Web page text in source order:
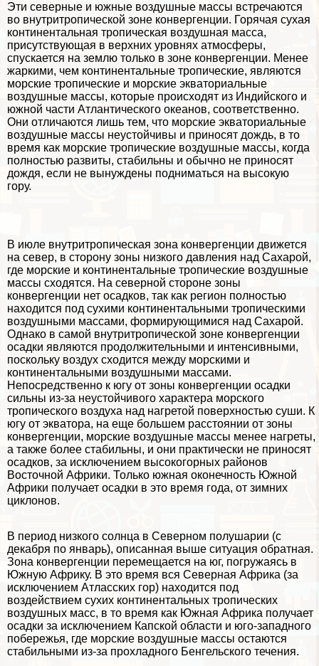
Эти северные и южные воздушные массы встречаются
во внутритропической зоне конвергенции. Горячая сухая
континентальная тропическая воздушная масса,
присутствующая в верхних уровнях атмосферы,
спускается на землю только в зоне конвергенции. Менее
жаркими, чем континентальные тропические, являются
морские тропические и морские экваториальные
воздушные массы, которые происходят из Индийского и
южной части Атлантического океанов, соответственно.
Они отличаются лишь тем, что морские экваториальные
воздушные массы неустойчивы и приносят дождь, в то
время как морские тропические воздушные массы, когда
полностью развиты, стабильны и обычно не приносят
дождя, если не вынуждены подниматься на высокую
гору.
В июле внутритропическая зона конвергенции движется
на север, в сторону зоны низкого давления над Сахарой,
где морские и континентальные тропические воздушные
массы сходятся. На северной стороне зоны
конвергенции нет осадков, так как регион полностью
находится под сухими континентальными тропическими
воздушными массами, формирующимися над Сахарой.
Однако в самой внутритропической зоне конвергенции
осадки являются продолжительными и интенсивными,
поскольку воздух сходится между морскими и
континентальными воздушными массами.
Непосредственно к югу от зоны конвергенции осадки
сильны из-за неустойчивого хаpaктера морского
тропического воздуха над нагретой поверхностью суши. К
югу от экватора, на еще большем расстоянии от зоны
конвергенции, морские воздушные массы менее нагреты,
а также более стабильны, и они пpaктически не приносят
осадков, за исключением высокогорных районов
Восточной Африки. Только южная оконечность Южной
Африки получает осадки в это время года, от зимних
циклонов.
В период низкого солнца в Северном полушарии (с
декабря по январь), описанная выше ситуация обратная.
Зона конвергенции перемещается на юг, погружаясь в
Южную Африку. В это время вся Северная Африка (за
исключением Атласских гор) находится под
воздействием сухих континентальных тропических
воздушных масс, в то время как Южная Африка получает
осадки за исключением Капской области и юго-западного
побережья, где морские воздушные массы остаются
стабильными из-за прохладного Бенгельского течения.